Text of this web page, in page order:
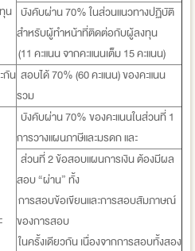
น บังคับผ่าน 70% ในส่วนแนวทางปฏิบัติ
สำหรับผู้ทำหน้าที่ติดต่อกับผู้ลงทุน
(11 คะแนน จากคะแนนเต็ม 15 คะแนน)
กัน สอบได้ 70% (60 คะแนน) ของคะแนน
รวม
บังคับผ่าน 70% ของคะแนนในส่วนที่ 1
การวางแผนภาษีและมรดก และ
ส่วนที่ 2 ข้อสอบแผนการเงิน ต้องมีผล
สอบ “ผ่าน” ทั้ง
การสอบข้อเขียนและการสอบสัมภาษณ์
ของการสอบ
ในครั้งเดียวกัน เนื่องจากการสอบทั้งสอง